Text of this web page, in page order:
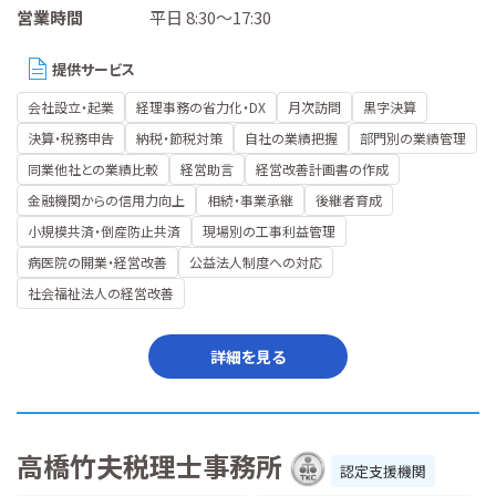
営業時間 平日 8:30～17:30
提供サービス
会社設立・起業 経理事務の省力化・DX 月次訪問
黒字決算
決算・税務申告
納税・節税対策 自社の業績把握
部門別の業績管理
同業他社との業績比較
経営助言
経営改善計画書の作成
金融機関からの信用力向上
相続・事業承継
後継者育成
小規模共済・倒産防止共済
現場別の工事利益管理
病医院の開業・経営改善
公益法人制度への対応
社会福祉法人の経営改善
詳細を見る
高橋竹夫税理士事務所 認定支援機関